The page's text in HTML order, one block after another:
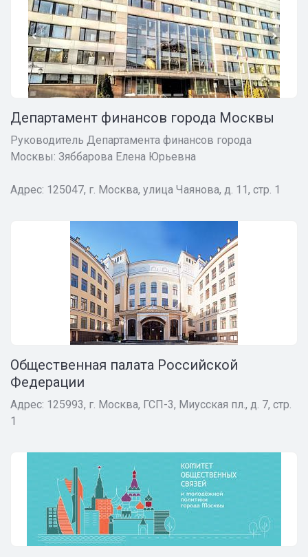
Департамент финансов города Москвы
Руководитель Департамента финансов города
Москвы: Зяббарова Елена Юрьевна
Адрес: 125047, г. Москва, улица Чаянова, д. 11, стр. 1
Общественная палата Российской
Федерации
Адрес: 125993, г. Москва, ГСП-3, Миусская пл., д. 7, стр.
1